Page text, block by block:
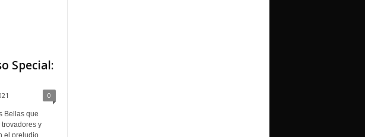
Special:
0
Bellas que
y